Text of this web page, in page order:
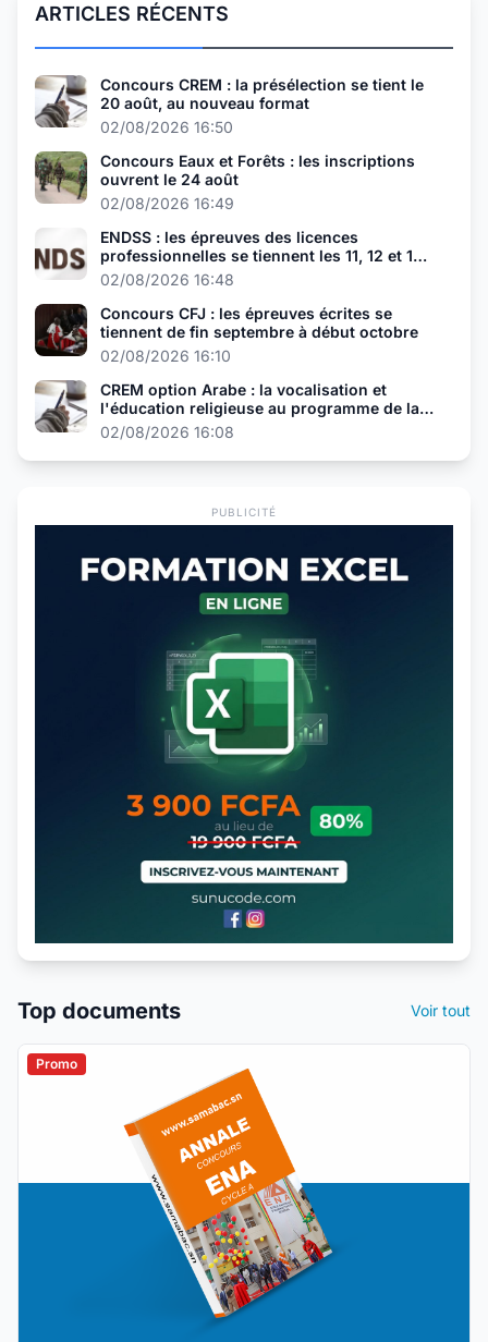
ARTICLES RÉCENTS
Concours CREM : la présélection se tient le
20 août, au nouveau format
02/08/2026 16:50
Concours Eaux et Forêts : les inscriptions
ouvrent le 24 août
02/08/2026 16:49
ENDSS : les épreuves des licences
professionnelles se tiennent les 11, 12 et 13
août
02/08/2026 16:48
Concours CFJ : les épreuves écrites se
tiennent de fin septembre à début octobre
02/08/2026 16:10
CREM option Arabe : la vocalisation et
l'éducation religieuse au programme de la
présélection
02/08/2026 16:08
PUBLICITÉ
Top documents Voir tout
Promo